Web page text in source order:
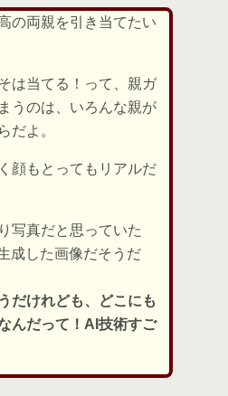
の両親を引き当てたい
は当てる！って、親ガ
うのは、いろんな親が
だよ。
顔もとってもリアルだ
写真だと思っていた
成した画像だそうだ
だけれども、どこにも
んだって！AI技術すご